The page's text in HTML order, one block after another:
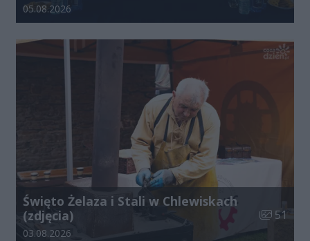
Data dodania galerii:
05.08.2026
Święto Żelaza i Stali w Chlewiskach
(zdjęcia)
Liczba
51
Data dodania galerii:
03.08.2026